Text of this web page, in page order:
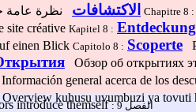
الاكتشافات Chapitre 8 :
site créative Kapitel 8 :
einen Blick Capitolo 8 : Scoperte
Обзор об открытиях
general acerca de los
kuhusu uvumbuzi ya tovuti
introduce themself الفصل 9 :